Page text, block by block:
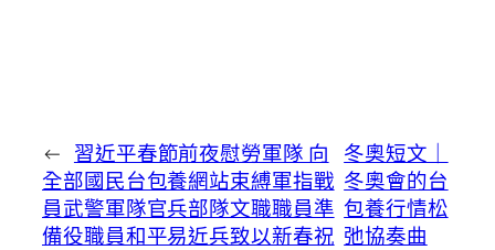
← 習近平春節前夜慰勞軍隊 向
全部國民台包養網站束縛軍指戰
員武警軍隊官兵部隊文職職員準
備役職員和平易近兵致以新春祝
冬奧短文｜
冬奧會的台
包養行情松
弛協奏曲